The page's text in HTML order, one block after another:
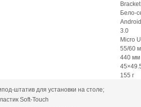
Бело-
3.0
Micro
55/60
440 мм
155 г
штатив для установки на столе;
Soft-Touch